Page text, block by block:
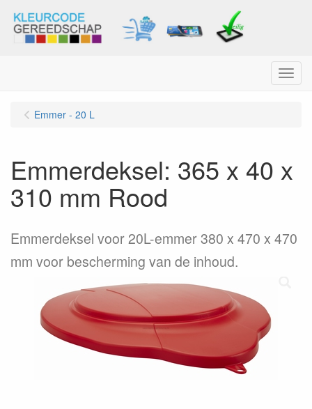
Menu
Emmer - 20 L
Emmerdeksel: 365 x 40 x
310 mm Rood
Emmerdeksel voor 20L-emmer 380 x 470 x 470
mm voor bescherming van de inhoud.